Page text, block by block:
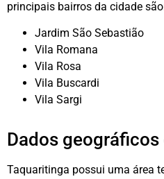
principais bairros da cidade
Jardim São Sebastião
Vila Romana
Vila Rosa
Vila Buscardi
Vila Sargi
Dados
Taquaritinga possui uma área